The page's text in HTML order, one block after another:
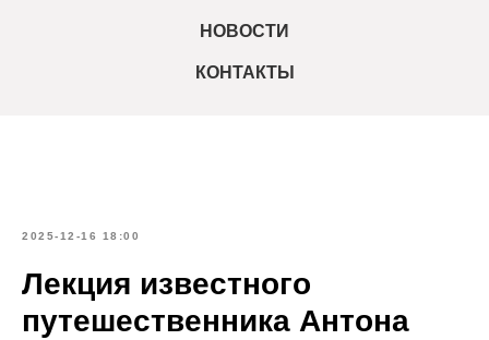
НОВОСТИ
КОНТАКТЫ
2025-12-16 18:00
Лекция известного
путешественника Антона